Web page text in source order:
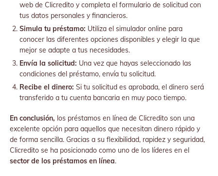
web de Clicredito y completa el formulario de solicitud con
tus datos personales y financieros.
Simula tu préstamo: Utiliza el simulador online para
conocer las diferentes opciones disponibles y elegir la que
mejor se adapte a tus necesidades.
Envía la solicitud: Una vez que hayas seleccionado las
condiciones del préstamo, envía tu solicitud.
Recibe el dinero: Si tu solicitud es aprobada, el dinero será
transferido a tu cuenta bancaria en muy poco tiempo.
En conclusión, los préstamos en línea de Clicredito son una
excelente opción para aquellos que necesitan dinero rápido y
de forma sencilla. Gracias a su flexibilidad, rapidez y seguridad,
Clicredito se ha posicionado como uno de los líderes en el
sector de los préstamos en línea.